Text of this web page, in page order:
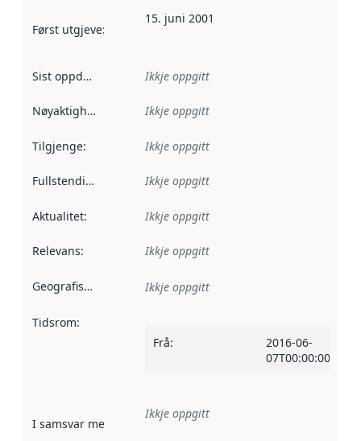
Først utgjeve: Denne datoen seier når dataa i dette
15. juni 2001
Sist oppdatert Ikkje oppgitt
Nøyaktigheit Ikkje oppgitt
Tilgjenge: Ikkje oppgitt
Fullstendigheit Ikkje oppgitt
Aktualitet: Ikkje oppgitt
Relevans: Ikkje oppgitt
Geografisk område Ikkje oppgitt
Tidsrom:
Frå:
2016-06-
07T00:00:00Z
I samsvar med Referanse til ei implementeringsregel eller
Ikkje oppgitt